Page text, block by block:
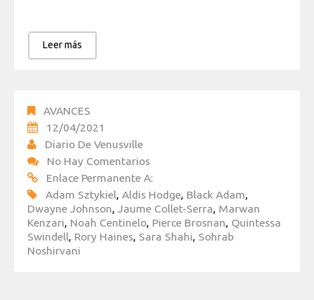
Leer más
AVANCES
12/04/2021
Diario De Venusville
No Hay Comentarios
Enlace Permanente A:
Adam Sztykiel, Aldis Hodge, Black Adam,
Dwayne Johnson, Jaume Collet-Serra, Marwan
Kenzari, Noah Centinelo, Pierce Brosnan, Quintessa
Swindell, Rory Haines, Sara Shahi, Sohrab
Noshirvani